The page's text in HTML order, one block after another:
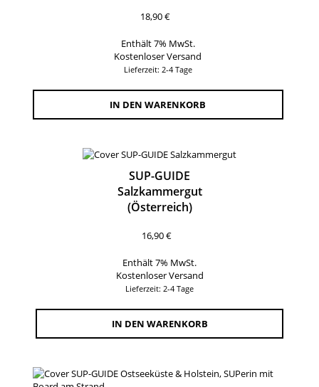
18,90€
Enthält 7% MwSt.
Kostenloser Versand
Lieferzeit: 2-4 Tage
IN DEN WARENKORB
SUP-GUIDE
Salzkammergut
(Österreich)
16,90€
Enthält 7% MwSt.
Kostenloser Versand
Lieferzeit: 2-4 Tage
IN DEN WARENKORB